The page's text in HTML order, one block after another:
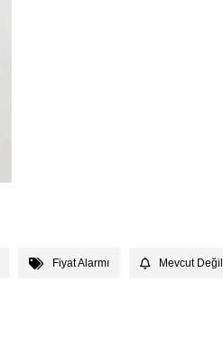
Fiyat Alarmı Mevcut